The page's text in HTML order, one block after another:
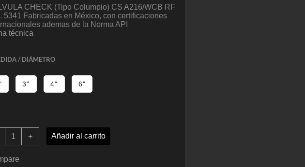
CHECK (Tipo Columpio) CS A216/WCB RF
5341 Fabricadas en México, con certificaciones
ademas de la Norma API
técnica
/ DIÁMETRO
3" 4" 6"
VALVULA
CHECK
Columpio)
+ Añadir al carrito